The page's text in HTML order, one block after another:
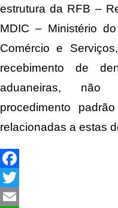
estrutura da RFB –
MDIC – Ministério
Comércio e
recebimento de
aduaneiras, não
procedimento
relacionadas a estas
Facebook
Twitter